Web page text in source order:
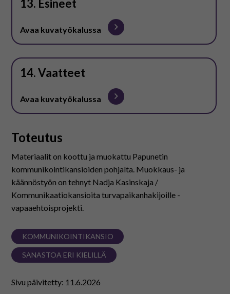
13. Esineet
Avaa kuvatyökalussa
14. Vaatteet
Avaa kuvatyökalussa
Toteutus
Materiaalit on koottu ja muokattu Papunetin
kommunikointikansioiden pohjalta. Muokkaus- ja
käännöstyön on tehnyt Nadja Kasinskaja /
Kommunikaatiokansioita turvapaikanhakijoille -
vapaaehtoisprojekti.
KOMMUNIKOINTIKANSIO
SANASTOA ERI KIELILLÄ
Sivu päivitetty: 11.6.2026